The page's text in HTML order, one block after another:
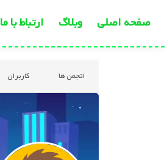
صفحه اصلی وبلاگ ارتباط با ما
انجمن ها کاربران